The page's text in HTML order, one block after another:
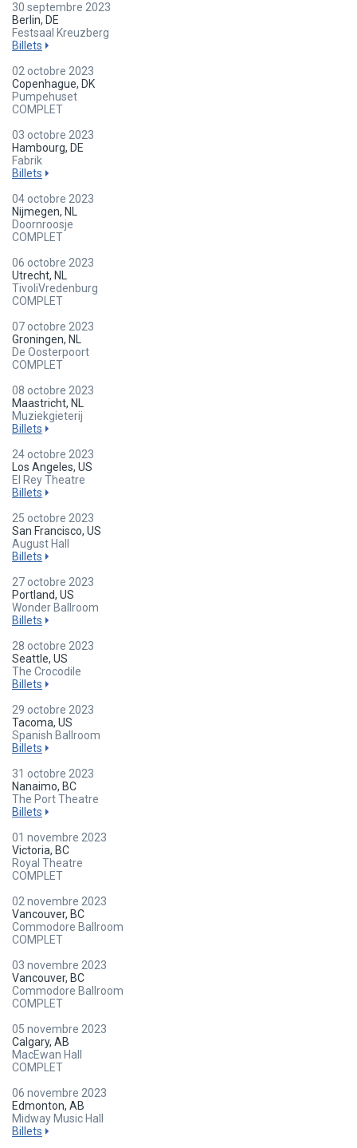
30 septembre 2023
Berlin, DE
Festsaal Kreuzberg
Billets
02 octobre 2023
Copenhague, DK
Pumpehuset
COMPLET
03 octobre 2023
Hambourg, DE
Fabrik
Billets
04 octobre 2023
Nijmegen, NL
Doornroosje
COMPLET
06 octobre 2023
Utrecht, NL
TivoliVredenburg
COMPLET
07 octobre 2023
Groningen, NL
De Oosterpoort
COMPLET
08 octobre 2023
Maastricht, NL
Muziekgieterij
Billets
24 octobre 2023
Los Angeles, US
El Rey Theatre
Billets
25 octobre 2023
San Francisco, US
August Hall
Billets
27 octobre 2023
Portland, US
Wonder Ballroom
Billets
28 octobre 2023
Seattle, US
The Crocodile
Billets
29 octobre 2023
Tacoma, US
Spanish Ballroom
Billets
31 octobre 2023
Nanaimo, BC
The Port Theatre
Billets
01 novembre 2023
Victoria, BC
Royal Theatre
COMPLET
02 novembre 2023
Vancouver, BC
Commodore Ballroom
COMPLET
03 novembre 2023
Vancouver, BC
Commodore Ballroom
COMPLET
05 novembre 2023
Calgary, AB
MacEwan Hall
COMPLET
06 novembre 2023
Edmonton, AB
Midway Music Hall
Billets